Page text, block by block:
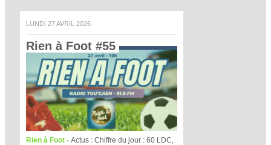
LUNDI 27 AVRIL 2026
Rien à Foot #55
Rien à Foot - Actus : Chiffre du jour : 60 LDC,